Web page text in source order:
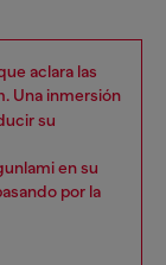
aclara las
Una inmersión
su
en su
por la